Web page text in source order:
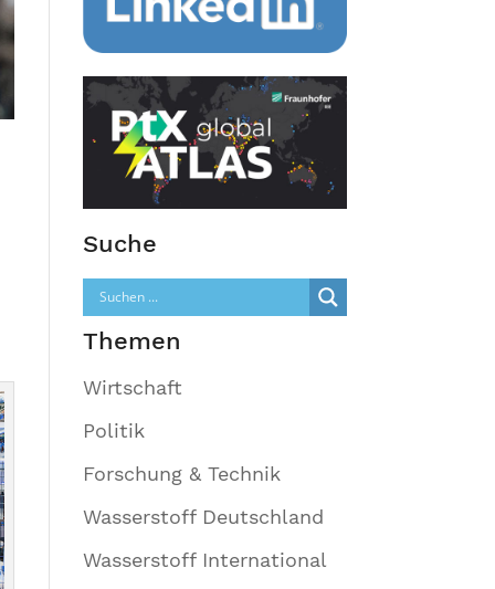
Suche
Themen
Wirtschaft
Politik
Forschung & Technik
Wasserstoff Deutschland
Wasserstoff International